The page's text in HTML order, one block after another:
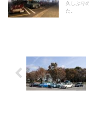
久しぶり
た。